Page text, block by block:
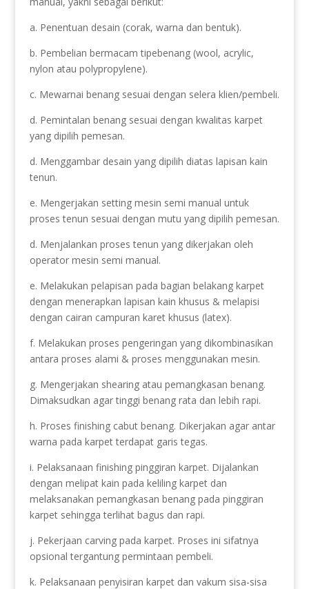
a. Penentuan desain (corak, warna dan bentuk).
b. Pembelian bermacam tipebenang (wool, acrylic,
nylon atau polypropylene).
c. Mewarnai benang sesuai dengan selera klien/pembeli.
d. Pemintalan benang sesuai dengan kwalitas karpet
yang dipilih pemesan.
d. Menggambar desain yang dipilih diatas lapisan kain
tenun.
e. Mengerjakan setting mesin semi manual untuk
proses tenun sesuai dengan mutu yang dipilih pemesan.
d. Menjalankan proses tenun yang dikerjakan oleh
operator mesin semi manual.
e. Melakukan pelapisan pada bagian belakang karpet
dengan menerapkan lapisan kain khusus & melapisi
dengan cairan campuran karet khusus (latex).
f. Melakukan proses pengeringan yang dikombinasikan
antara proses alami & proses menggunakan mesin.
g. Mengerjakan shearing atau pemangkasan benang.
Dimaksudkan agar tinggi benang rata dan lebih rapi.
h. Proses finishing cabut benang. Dikerjakan agar antar
warna pada karpet terdapat garis tegas.
i. Pelaksanaan finishing pinggiran karpet. Dijalankan
dengan melipat kain pada keliling karpet dan
melaksanakan pemangkasan benang pada pinggiran
karpet sehingga terlihat bagus dan rapi.
j. Pekerjaan carving pada karpet. Proses ini sifatnya
opsional tergantung permintaan pembeli.
k. Pelaksanaan penyisiran karpet dan vakum sisa-sisa